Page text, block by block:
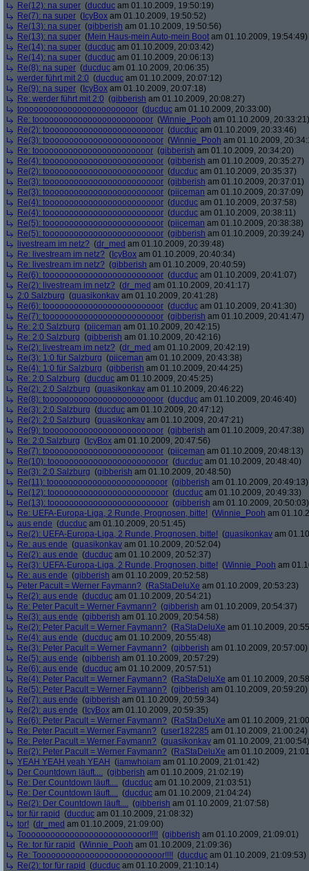
Re(12): na super (ducduc am 01.10.2009, 19:50:19)
Re(7): na super ( IcyBox am 01.10.2009, 19:50:52)
Re(13): na super (gibberish am 01.10.2009, 19:50:56)
Re(13): na super (Mein Haus-mein Auto-mein Boot am 01.10.2009, 19:54:49)
Re(14): na super (ducduc am 01.10.2009, 20:03:42)
Re(14): na super (ducduc am 01.10.2009, 20:06:13)
Re(8): na super (ducduc am 01.10.2009, 20:06:35)
werder führt mit 2:0 (ducduc am 01.10.2009, 20:07:12)
Re(9): na super ( IcyBox am 01.10.2009, 20:07:18)
Re: werder führt mit 2:0 (gibberish am 01.10.2009, 20:08:27)
toooooooooooooooooooooooor (ducduc am 01.10.2009, 20:33:00)
Re: toooooooooooooooooooooooor (Winnie_Pooh am 01.10.2009, 20:33:21)
Re(2): toooooooooooooooooooooooor (ducduc am 01.10.2009, 20:33:46)
Re(3): toooooooooooooooooooooooor (Winnie_Pooh am 01.10.2009,
Re: toooooooooooooooooooooooor (gibberish am 01.10.2009, 20:34:20)
Re(4): toooooooooooooooooooooooor (gibberish am 01.10.2009, 20:35:27)
Re(2): toooooooooooooooooooooooor (ducduc am 01.10.2009, 20:35:37)
Re(3): toooooooooooooooooooooooor (gibberish am 01.10.2009, 20:37:01)
Re(3): toooooooooooooooooooooooor (piiceman am 01.10.2009, 20:37:09)
Re(4): toooooooooooooooooooooooor (ducduc am 01.10.2009, 20:37:58)
Re(4): toooooooooooooooooooooooor (ducduc am 01.10.2009, 20:38:11)
Re(5): toooooooooooooooooooooooor (piiceman am 01.10.2009, 20:38:38)
Re(5): toooooooooooooooooooooooor (gibberish am 01.10.2009, 20:39:24)
livestream im netz? (dr_med am 01.10.2009, 20:39:48)
Re: livestream im netz? ( IcyBox am 01.10.2009, 20:40:34)
Re: livestream im netz? (gibberish am 01.10.2009, 20:40:59)
Re(6): toooooooooooooooooooooooor (ducduc am 01.10.2009, 20:41:07)
Re(2): livestream im netz? (dr_med am 01.10.2009, 20:41:17)
2:0 Salzburg (quasikonkav am 01.10.2009, 20:41:28)
Re(6): toooooooooooooooooooooooor (ducduc am 01.10.2009, 20:41:30)
Re(7): toooooooooooooooooooooooor (gibberish am 01.10.2009, 20:41:47)
Re: 2:0 Salzburg (piiceman am 01.10.2009, 20:42:15)
Re: 2:0 Salzburg (gibberish am 01.10.2009, 20:42:16)
Re(2): livestream im netz? (dr_med am 01.10.2009, 20:42:19)
Re(3): 1:0 für Salzburg (piiceman am 01.10.2009, 20:43:38)
Re(4): 1:0 für Salzburg (gibberish am 01.10.2009, 20:44:25)
Re: 2:0 Salzburg (ducduc am 01.10.2009, 20:45:25)
Re(2): 2:0 Salzburg (quasikonkav am 01.10.2009, 20:46:22)
Re(8): toooooooooooooooooooooooor (ducduc am 01.10.2009, 20:46:40)
Re(3): 2:0 Salzburg (ducduc am 01.10.2009, 20:47:12)
Re(2): 2:0 Salzburg (quasikonkav am 01.10.2009, 20:47:21)
Re(9): toooooooooooooooooooooooor (gibberish am 01.10.2009, 20:47:38)
Re: 2:0 Salzburg ( IcyBox am 01.10.2009, 20:47:56)
Re(7): toooooooooooooooooooooooor (piiceman am 01.10.2009, 20:48:13)
Re(10): toooooooooooooooooooooooor (ducduc am 01.10.2009, 20:48:40)
Re(3): 2:0 Salzburg (gibberish am 01.10.2009, 20:48:50)
Re(11): toooooooooooooooooooooooor (gibberish am 01.10.2009, 20:49:13)
Re(12): toooooooooooooooooooooooor (ducduc am 01.10.2009, 20:49:33)
Re(13): toooooooooooooooooooooooor (gibberish am 01.10.2009, 20:50:03)
Re: UEFA-Europa-Liga, 2 Runde, Prognosen, bitte! (Winnie_Pooh am
aus ende (ducduc am 01.10.2009, 20:51:45)
Re(2): UEFA-Europa-Liga, 2 Runde, Prognosen, bitte! (quasikonkav am
Re: aus ende (quasikonkav am 01.10.2009, 20:52:04)
Re(2): aus ende (ducduc am 01.10.2009, 20:52:37)
Re(3): UEFA-Europa-Liga, 2 Runde, Prognosen, bitte! (Winnie_Pooh am
Re: aus ende (gibberish am 01.10.2009, 20:52:58)
Peter Pacult = Werner Faymann? (RaStaDeluXe am 01.10.2009, 20:53:23)
Re(2): aus ende (ducduc am 01.10.2009, 20:54:21)
Re: Peter Pacult = Werner Faymann? (gibberish am 01.10.2009, 20:54:37)
Re(3): aus ende (gibberish am 01.10.2009, 20:54:58)
Re(2): Peter Pacult = Werner Faymann? (RaStaDeluXe am 01.10.2009,
Re(4): aus ende (ducduc am 01.10.2009, 20:55:48)
Re(3): Peter Pacult = Werner Faymann? (gibberish am 01.10.2009, 20:57:00)
Re(5): aus ende (gibberish am 01.10.2009, 20:57:29)
Re(6): aus ende (ducduc am 01.10.2009, 20:57:51)
Re(4): Peter Pacult = Werner Faymann? (RaStaDeluXe am 01.10.2009,
Re(5): Peter Pacult = Werner Faymann? (gibberish am 01.10.2009, 20:59:20)
Re(7): aus ende (gibberish am 01.10.2009, 20:59:34)
Re(2): aus ende ( IcyBox am 01.10.2009, 20:59:35)
Re(6): Peter Pacult = Werner Faymann? (RaStaDeluXe am 01.10.2009,
Re: Peter Pacult = Werner Faymann? (user182285 am 01.10.2009, 21:00:24)
Re: Peter Pacult = Werner Faymann? (quasikonkav am 01.10.2009, 21:00:54)
Re(2): Peter Pacult = Werner Faymann? (RaStaDeluXe am 01.10.2009,
YEAH YEAH yeah YEAH (iamwhoiam am 01.10.2009, 21:01:42)
Der Countdown läuft.... (gibberish am 01.10.2009, 21:02:19)
Re: Der Countdown läuft.... (ducduc am 01.10.2009, 21:03:51)
Re: Der Countdown läuft.... (ducduc am 01.10.2009, 21:04:24)
Re(2): Der Countdown läuft.... (gibberish am 01.10.2009, 21:07:58)
tor für rapid (ducduc am 01.10.2009, 21:08:32)
tor! (dr_med am 01.10.2009, 21:09:00)
Toooooooooooooooooooooooooor!!!! (gibberish am 01.10.2009, 21:09:01)
Re: tor für rapid (Winnie_Pooh am 01.10.2009, 21:09:36)
Re: Toooooooooooooooooooooooooor!!!! (ducduc am 01.10.2009, 21:09:53)
Re(2): tor für rapid (ducduc am 01.10.2009, 21:10:14)